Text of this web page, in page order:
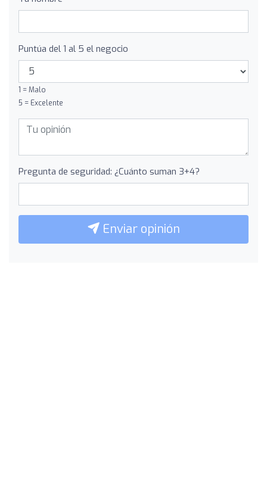
Puntúa del 1 al 5 el negocio
1 = Malo
5 = Excelente
Pregunta de seguridad: ¿Cuánto suman 3+4?
Enviar opinión